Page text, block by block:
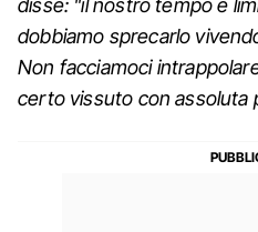
disse: "il nostro tempo è
dobbiamo sprecarlo
Non facciamoci
certo vissuto con assoluta